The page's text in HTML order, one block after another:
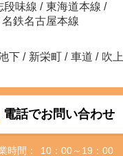
段味線 / 東海道本線 /
名鉄名古屋本線
下 / 新栄町 / 車道 / 吹上
電話でお問い合わせ
時間：
10：00～19：00